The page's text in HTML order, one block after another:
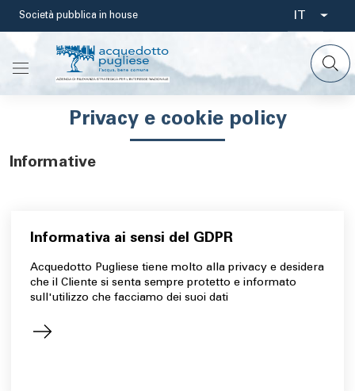
Salta
contenuto
principale
Società pubblica in house
Select
your
IT
Privacy e cookie policy
Informative
Informativa ai sensi del GDPR
Acquedotto Pugliese tiene molto alla privacy e desidera
che il Cliente si senta sempre protetto e informato
sull'utilizzo che facciamo dei suoi dati